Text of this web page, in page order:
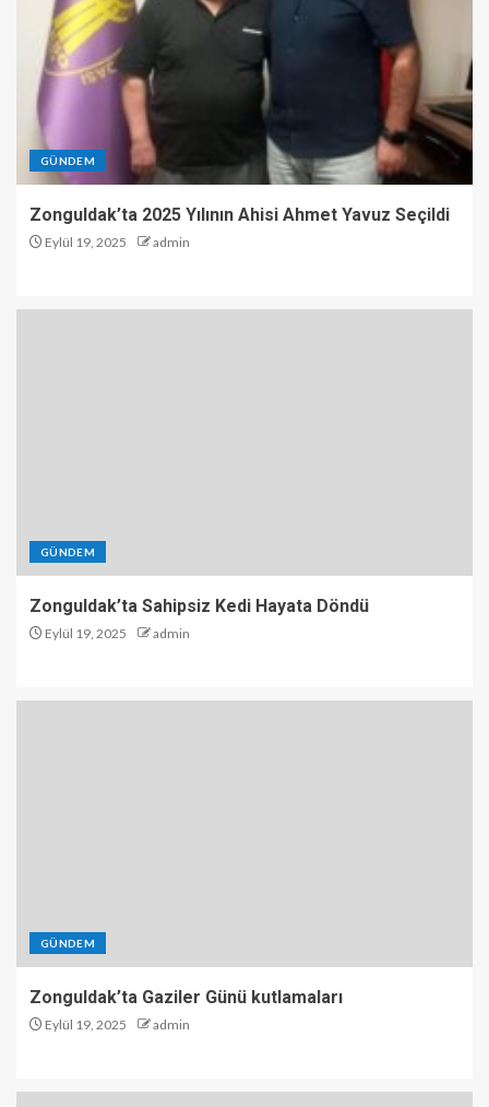
GÜNDEM
Zonguldak’ta 2025 Yılının Ahisi Ahmet Yavuz Seçildi
Eylül 19, 2025 admin
GÜNDEM
Zonguldak’ta Sahipsiz Kedi Hayata Döndü
Eylül 19, 2025 admin
GÜNDEM
Zonguldak’ta Gaziler Günü kutlamaları
Eylül 19, 2025 admin